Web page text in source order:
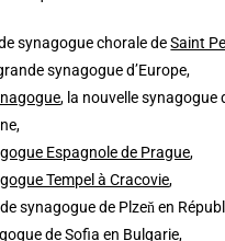
synagogue chorale deSaint
synagogue d’Europe,
, la nouvelle synagogue
Espagnole de Prague,
Tempel à Cracovie,
synagogue de Plzeň en
de Sofia en Bulgarie,